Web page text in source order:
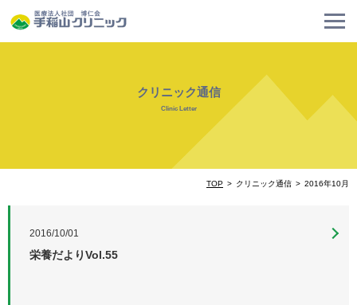
クリニック通信
Clinic Letter
TOP クリニック通信 2016年10月
2016/10/01
栄養だよりVol.55